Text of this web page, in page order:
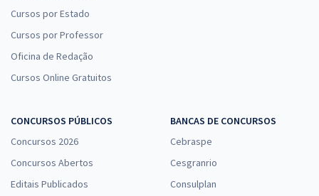
Cursos por Estado
Cursos por Professor
Oficina de Redação
Cursos Online Gratuitos
CONCURSOS PÚBLICOS
Concursos 2026
Concursos Abertos
Editais Publicados
BANCAS DE CONCURSOS
Cebraspe
Cesgranrio
Consulplan